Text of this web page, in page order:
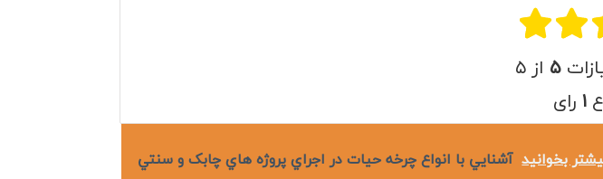
ها
محصولات
۵ از ۵
۱ رای
بخوانید آشنايي با انواع چرخه حيات در اجراي پروژه هاي چابک و سنتي